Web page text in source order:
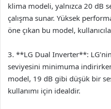
klima modeli, yalnızca 20 dB
çalışma sunar. Yüksek
öne çıkan bu model,
3. **LG Dual Inverter**:
seviyesini minimuma
model, 19 dB gibi düşük bir
kullanımı için idealdir.